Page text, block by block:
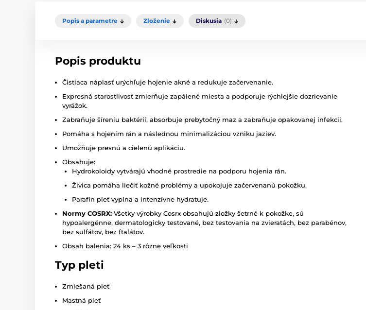
Popis a parametre Zloženie Diskusia (0)
Popis produktu
Čistiaca náplasť urýchľuje hojenie akné a redukuje začervenanie.
Expresná starostlivosť zmierňuje zapálené miesta a podporuje rýchlejšie dozrievanie
vyrážok.
Zabraňuje šíreniu baktérií, absorbuje prebytočný maz a zabraňuje opakovanej infekcii.
Pomáha s hojením rán a následnou minimalizáciou vzniku jaziev.
Umožňuje presnú a cielenú aplikáciu.
Obsahuje:
Hydrokoloidy vytvárajú vhodné prostredie na podporu hojenia rán.
Živica pomáha liečiť kožné problémy a upokojuje začervenanú pokožku.
Parafín pleť vypína a intenzívne hydratuje.
Normy COSRX: Všetky výrobky Cosrx obsahujú zložky šetrné k pokožke, sú
hypoalergénne, dermatologicky testované, bez testovania na zvieratách, bez parabénov,
bez sulfátov, bez ftalátov.
Obsah balenia: 24 ks – 3 rôzne veľkosti
Typ pleti
Zmiešaná pleť
Mastná pleť